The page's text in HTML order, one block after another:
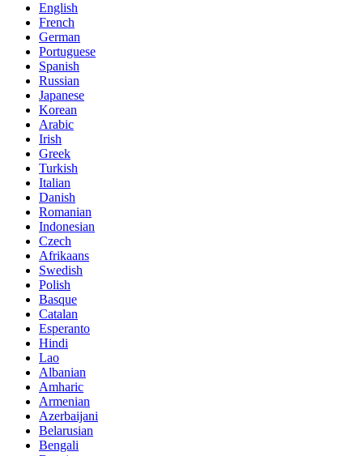
English
French
German
Portuguese
Spanish
Russian
Japanese
Korean
Arabic
Irish
Greek
Turkish
Italian
Danish
Romanian
Indonesian
Czech
Afrikaans
Swedish
Polish
Basque
Catalan
Esperanto
Hindi
Lao
Albanian
Amharic
Armenian
Azerbaijani
Belarusian
Bengali